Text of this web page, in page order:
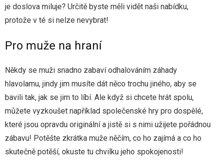
Zábava
je doslova miluje? Určitě byste měli vidět naši nabídku,
protože v té si nelze nevybrat!
Pro muže na hraní
Někdy se muži snadno zabaví odhalováním záhady
hlavolamu, jindy jim musíte dát něco trochu jiného, aby se
bavili tak, jak se jim to líbí. Ale když si chcete hrát spolu,
můžete vyzkoušet například společenské hry pro dospělé,
které jsou opravdu originální a jistě si s nimi užijete pořádnou
zábavu! Potěšte zkrátka muže něčím, co ho zajímá a co ho
skutečně potěší, okuste tu chvilku jeho spokojenosti!